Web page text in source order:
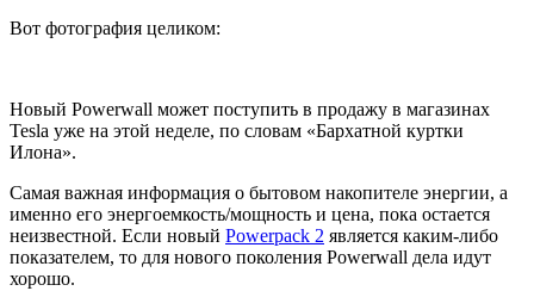
Вот фотография целиком:
Новый Powerwall может поступить в продажу в магазинах
Tesla уже на этой неделе, по словам «Бархатной куртки
Илона».
Самая важная информация о бытовом накопителе энергии, а
именно его энергоемкость/мощность и цена, пока остается
неизвестной. Если новый Powerpack 2 является каким-либо
показателем, то для нового поколения Powerwall дела идут
хорошо.